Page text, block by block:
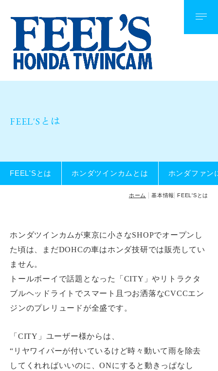
FEEL'Sとは
FEEL'Sとは ホンダツインカムとは ホンダファン
ホーム 基本情報 FEEL'Sとは
基本情報
FEEL'Sとは
ホンダツインカムとは
安心の総点検
整備付き車検
製品情報
製品一覧
通信販売について
業者販売について
カスタマイズ
ホンダツインカムが東京に小さなSHOPでオープンし
た頃は、まだDOHCの車はホンダ技研では販売してい
ません。
トールボーイで話題となった「CITY」やリトラクタ
ブルヘッドライトでスマート且つお洒落なCVCCエン
ジンのプレリュードが全盛です。
「CITY」ユーザー様からは、
“リヤワイパーが付いているけど時々動いて雨を除去
してくれればいいのに、ONにすると動きっぱなし